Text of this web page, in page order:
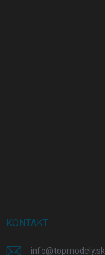
KONTAKT
info@topmodely.sk